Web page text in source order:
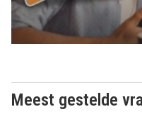
Meest gestelde